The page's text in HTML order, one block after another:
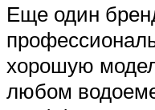
Еще один
хорошую
любом